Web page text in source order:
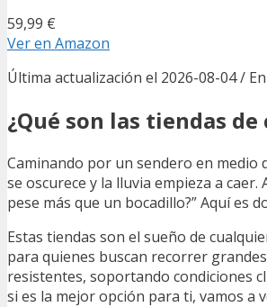
59,99 €
Ver en Amazon
Última actualización el 2026-08-04 /
¿Qué son las tiendas
Caminando por un sendero en medio
se oscurece y la lluvia empieza a
pese más que un bocadillo?” Aquí es
Estas tiendas son el sueño de
para quienes buscan recorrer
resistentes, soportando condiciones
si es la mejor opción para ti, vamos a